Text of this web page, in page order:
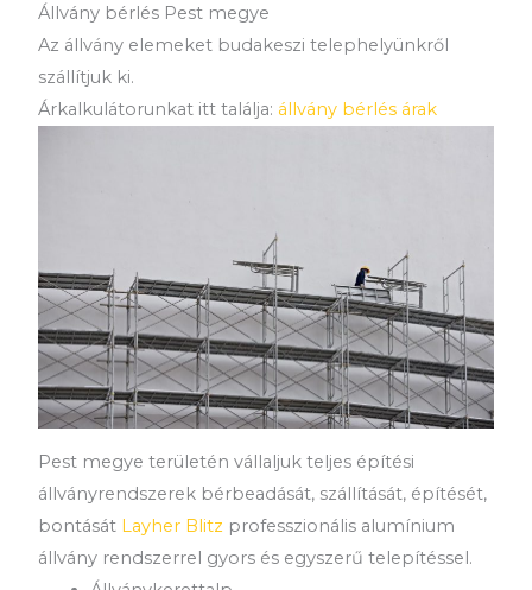
Állvány bérlés Pest megye
Az állvány elemeket budakeszi telephelyünkről
szállítjuk ki.
Árkalkulátorunkat itt találja: állvány bérlés árak
Pest megye területén vállaljuk teljes építési
állványrendszerek bérbeadását, szállítását, építését,
bontását Layher Blitz professzionális alumínium
állvány rendszerrel gyors és egyszerű telepítéssel.